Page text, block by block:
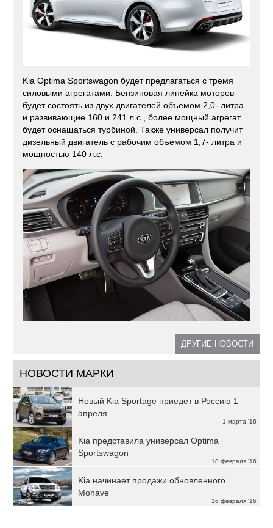
Kia Optima Sportswagon будет предлагаться с тремя
силовыми агрегатами. Бензиновая линейка моторов
будет состоять из двух двигателей объемом 2,0- литра
и развивающие 160 и 241 л.с., более мощный агрегат
будет оснащаться турбиной. Также универсал получит
дизельный двигатель с рабочим объемом 1,7- литра и
мощностью 140 л.с.
ДРУГИЕ НОВОСТИ
НОВОСТИ МАРКИ
1 марта '16
Новый Kia Sportage приедет в Россию 1
апреля
18 февраля '16
Kia представила универсал Optima
Sportswagon
16 февраля '16
Kia начинает продажи обновленного
Mohave